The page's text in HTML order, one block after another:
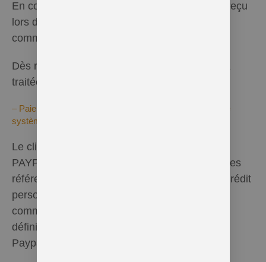
En communication: le numéro de commande reçu
lors de la confirmation par mail et la date de
commande.
Dès réception du virement, la commande sera
traitée et le client en sera informé par e-mail.
– Paiement sécurisé par Paypal ou carte bancaire (via le
système PAYPAL)
Le client est redirigé sur l’interface sécurisée
PAYPAL afin de renseigner en toute sécurité ses
références de compte Paypal ou de carte de crédit
personnelle. Si le paiement est accepté, la
commande est enregistrée et le contrat
définitivement formé. Le paiement par compte
Paypal ou par carte bancaire est irrévocable.